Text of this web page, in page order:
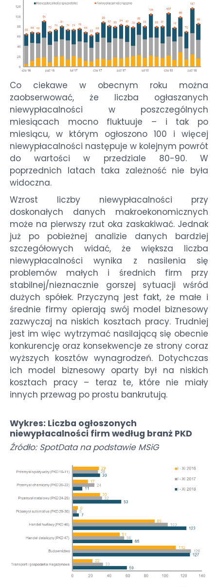
Co ciekawe w obecnym roku można
zaobserwować, że liczba ogłaszanych
niewypłacalności w poszczególnych
miesiącach mocno fluktuuje – i tak po
miesiącu, w którym ogłoszono 100 i więcej
niewypłacalności następuje w kolejnym powrót
do wartości w przedziale 80-90. W
poprzednich latach taka zależność nie była
widoczna.
Wzrost liczby niewypłacalności przy
doskonałych danych makroekonomicznych
może na pierwszy rzut oka zaskakiwać. Jednak
już po pobieżnej analizie danych bardziej
szczegółowych widać, że większa liczba
niewypłacalności wynika z nasilenia się
problemów małych i średnich firm przy
stabilnej/nieznacznie gorszej sytuacji wśród
dużych spółek. Przyczyną jest fakt, że małe i
średnie firmy opierają swój model biznesowy
zazwyczaj na niskich kosztach pracy. Trudniej
jest im więc wytrzymać nasilającą się obecnie
konkurencję oraz konsekwencje ze strony coraz
wyższych kosztów wynagrodzeń. Dotychczas
ich model biznesowy oparty był na niskich
kosztach pracy – teraz te, które nie miały
innych przewag po prostu bankrutują.
Wykres: Liczba ogłoszonych
niewypłacalności firm według branż PKD
Źródło: SpotData na podstawie MSiG